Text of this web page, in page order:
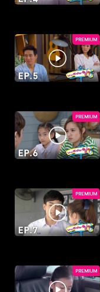
PREMIUM
PREMIUM
PREMIUM
PREMIUM